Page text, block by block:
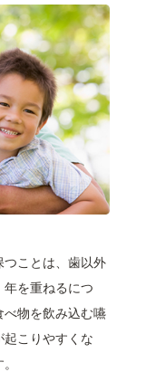
ことは、歯以外
を重ねるにつ
物を飲み込む嚥
こりやすくな